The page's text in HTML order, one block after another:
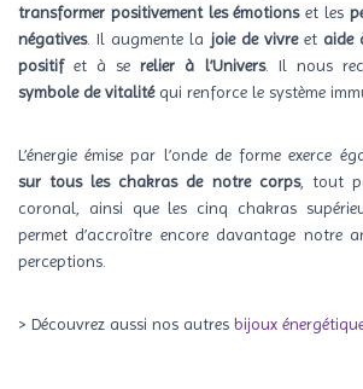
transformer positivement les émotionset les
négatives. Il augmente la joie de vivreet aide
positifet à serelier à l’Univers. Il nous
symbole de vitalitéqui renforce le système
L’énergie émise par l’onde de forme exerce
sur tous les chakras de notre corps, tout
coronal, ainsi que les cinq chakras
permet d’accroître encore davantage notre
perceptions.
> Découvrez aussi nos autres bijoux